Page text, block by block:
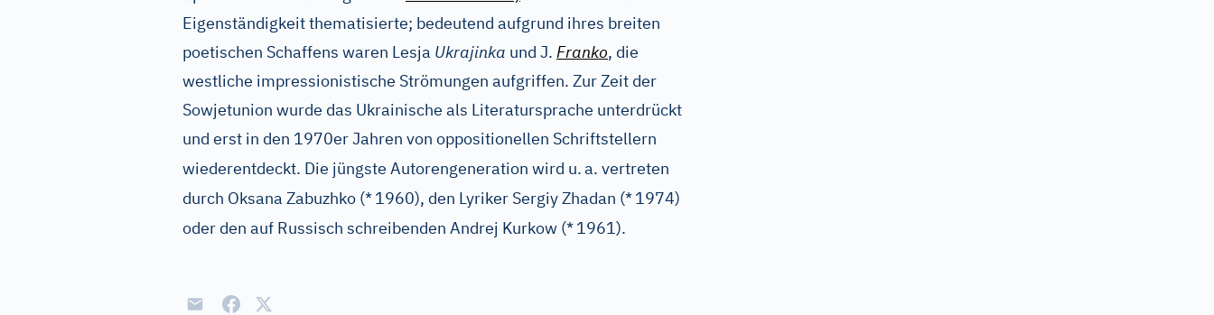
Eigenständigkeit thematisierte; bedeutend aufgrund ihres breiten
poetischen Schaffens waren Lesja Ukrajinka und J. Franko, die
westliche impressionistische Strömungen aufgriffen. Zur Zeit der
Sowjetunion wurde das Ukrainische als Literatursprache unterdrückt
und erst in den 1970er Jahren von oppositionellen Schriftstellern
wiederentdeckt. Die jüngste Autorengeneration wird u.a. vertreten
durch Oksana Zabuzhko (*1960), den Lyriker Sergiy Zhadan (*1974)
oder den auf Russisch schreibenden Andrej Kurkow (*1961).